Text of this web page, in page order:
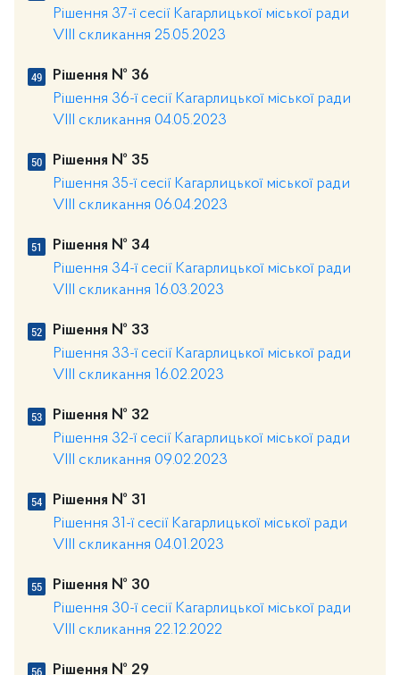
Рішення 37-ї сесії Кагарлицької міської ради
VIII скликання 25.05.2023
Рішення № 36
Рішення 36-ї сесії Кагарлицької міської ради
VIII скликання 04.05.2023
Рішення № 35
Рішення 35-ї сесії Кагарлицької міської ради
VIII скликання 06.04.2023
Рішення № 34
Рішення 34-ї сесії Кагарлицької міської ради
VIII скликання 16.03.2023
Рішення № 33
Рішення 33-ї сесії Кагарлицької міської ради
VIII скликання 16.02.2023
Рішення № 32
Рішення 32-ї сесії Кагарлицької міської ради
VIII скликання 09.02.2023
Рішення № 31
Рішення 31-ї сесії Кагарлицької міської ради
VIII скликання 04.01.2023
Рішення № 30
Рішення 30-ї сесії Кагарлицької міської ради
VIII скликання 22.12.2022
Рішення № 29